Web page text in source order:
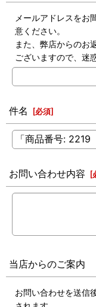
メールアドレスをお
意ください。
また、弊店からのお
ございますので、迷
件名 [必須]
お問い合わせ内容 [
当店からのご案内
お問い合わせを送信